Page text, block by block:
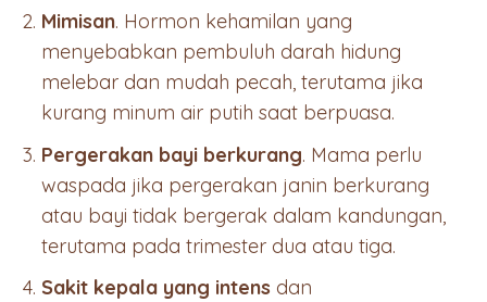
Mimisan. Hormon kehamilan yang
menyebabkan pembuluh darah hidung
melebar dan mudah pecah, terutama jika
kurang minum air putih saat berpuasa.
Pergerakan bayi berkurang. Mama perlu
waspada jika pergerakan janin berkurang
atau bayi tidak bergerak dalam kandungan,
terutama pada trimester dua atau tiga.
Sakit kepala yang intens dan